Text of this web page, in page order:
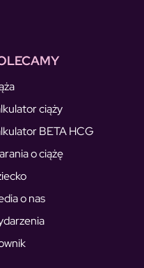
ciąży
BETA HCG
o ciążę
o nas